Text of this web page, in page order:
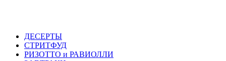
ДЕСЕРТЫ
СТРИТФУД
РИЗОТТО и РАВИОЛЛИ